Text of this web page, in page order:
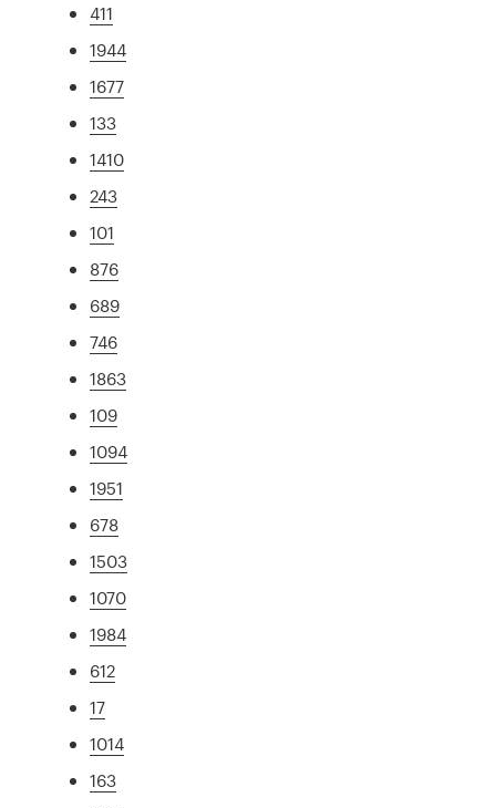
411
1944
1677
133
1410
243
101
876
689
746
1863
109
1094
1951
678
1503
1070
1984
612
17
1014
163